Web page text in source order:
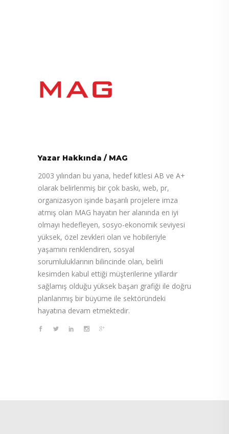
Yazar Hakkında / MAG
2003 yılından bu yana, hedef kitlesi AB ve A+
olarak belirlenmiş bir çok baskı, web, pr,
organizasyon işinde başarılı projelere imza
atmış olan MAG hayatın her alanında en iyi
olmayı hedefleyen, sosyo-ekonomik seviyesi
yüksek, özel zevkleri olan ve hobileriyle
yaşamını renklendiren, sosyal
sorumluluklarının bilincinde olan, belirli
kesimden kabul ettiği müşterilerine yıllardır
sağlamış olduğu yüksek başarı grafiği ile doğru
planlanmış bir büyüme ile sektöründeki
hayatına devam etmektedir.